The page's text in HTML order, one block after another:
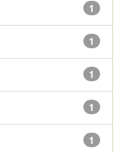
1
1
1
1
1